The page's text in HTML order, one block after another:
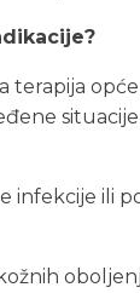
terapija
infekcije ili